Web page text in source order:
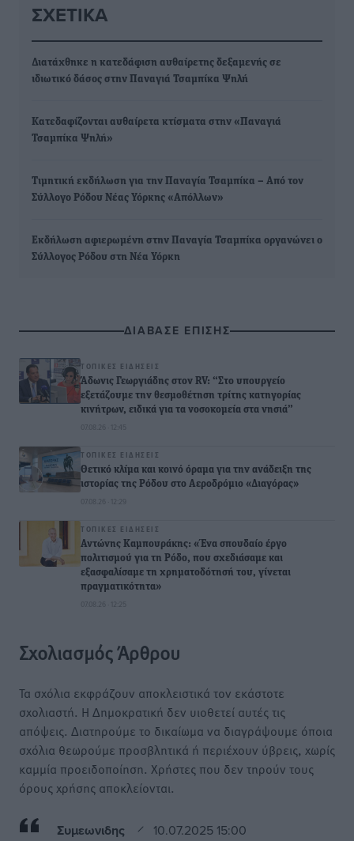
ΣΧΕΤΙΚΆ
Διατάχθηκε η κατεδάφιση αυθαίρετης δεξαμενής σε
ιδιωτικό δάσος στην Παναγιά Τσαμπίκα Ψηλή
Κατεδαφίζονται αυθαίρετα κτίσματα στην «Παναγιά
Τσαμπίκα Ψηλή»
Τιμητική εκδήλωση για την Παναγία Τσαμπίκα – Από τον
Σύλλογο Ρόδου Νέας Υόρκης «Απόλλων»
Εκδήλωση αφιερωμένη στην Παναγία Τσαμπίκα οργανώνει ο
Σύλλογος Ρόδου στη Νέα Υόρκη
ΔΙΑΒΑΣΕ ΕΠΙΣΗΣ
ΤΟΠΙΚΈΣ ΕΙΔΉΣΕΙΣ
Άδωνις Γεωργιάδης στον RV: “Στο υπουργείο
εξετάζουμε την θεσμοθέτηση τρίτης κατηγορίας
κινήτρων, ειδικά για τα νοσοκομεία στα νησιά”
07.08.26 · 12:45
ΤΟΠΙΚΈΣ ΕΙΔΉΣΕΙΣ
Θετικό κλίμα και κοινό όραμα για την ανάδειξη της
ιστορίας της Ρόδου στο Αεροδρόμιο «Διαγόρας»
07.08.26 · 12:29
ΤΟΠΙΚΈΣ ΕΙΔΉΣΕΙΣ
Αντώνης Καμπουράκης: «Ένα σπουδαίο έργο
πολιτισμού για τη Ρόδο, που σχεδιάσαμε και
εξασφαλίσαμε τη χρηματοδότησή του, γίνεται
πραγματικότητα»
07.08.26 · 12:25
Σχολιασμός Άρθρου
Τα σχόλια εκφράζουν αποκλειστικά τον εκάστοτε
σχολιαστή. Η Δημοκρατική δεν υιοθετεί αυτές τις
απόψεις. Διατηρούμε το δικαίωμα να διαγράψουμε όποια
σχόλια θεωρούμε προσβλητικά ή περιέχουν ύβρεις, χωρίς
καμμία προειδοποίηση. Χρήστες που δεν τηρούν τους
όρους χρήσης αποκλείονται.
Συμεωνιδης
10.07.2025 15:00